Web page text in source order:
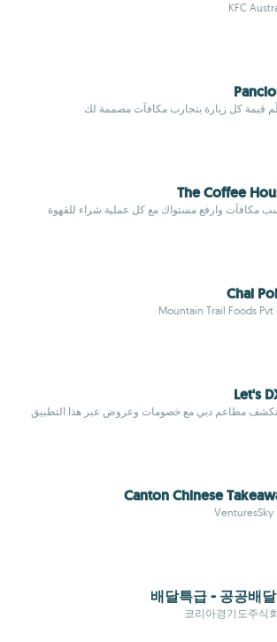
KFC
قيمة كل زيارة بتجارب مكافآت مصممة لك
The Coffee
مكافآت وارفع مستواك مع كل عملية شراء للقهوة
Chai
Mountain Trail Foods Pvt
Let's
مطاعم دبي مع خصومات وعروض عبر هذا التطبيق
Canton Chinese
VenturesSky
배달특급 - 공공배
코리아경기도주식